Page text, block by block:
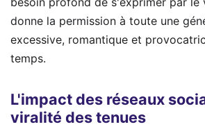
donne la permission à toute une
excessive, romantique et
temps.
L'impact des réseaux
viralité des tenues